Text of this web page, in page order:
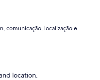
comunicação, localização e
location.